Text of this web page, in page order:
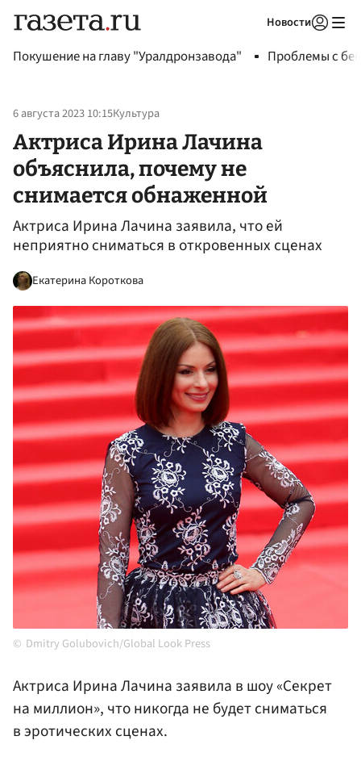
Новости
Покушение на главу "Уралдронзавода" Проблемы с
6 августа 2023 10:15Культура
Актриса Ирина Лачина
объяснила, почему не
снимается обнаженной
Актриса Ирина Лачина заявила, что ей
неприятно сниматься в откровенных сценах
Екатерина Короткова
Dmitry Golubovich/Global Look Press
Актриса Ирина Лачина заявила в шоу «Секрет
на миллион», что никогда не будет сниматься
в эротических сценах.